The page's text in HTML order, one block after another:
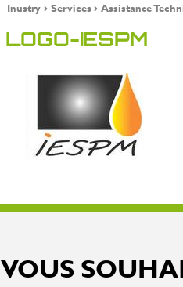
Inustry Services Assistance
LOGO-IESPM
VOUS